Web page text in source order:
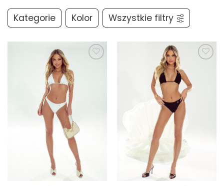
Kategorie Kolor Wszystkie filtry
ulubionych
ulubionych